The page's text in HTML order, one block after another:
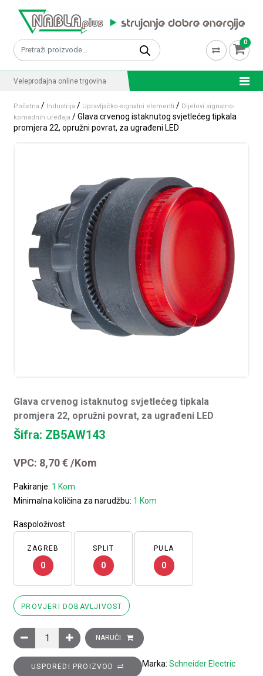
Pretraži: 0
Veleprodajna online trgovina
Početna / Industrija / Upravljačko-signalni elementi / Dijelovi signalno-
komadnih uređaja / Glava crvenog istaknutog svjetlećeg tipkala
promjera 22, opružni povrat, za ugrađeni LED
Glava crvenog istaknutog svjetlećeg tipkala
promjera 22, opružni povrat, za ugrađeni LED
Šifra: ZB5AW143
VPC: 8,70€ /Kom
Pakiranje: 1 Kom
Minimalna količina za narudžbu: 1 Kom
Raspoloživost
ZAGREB
0
SPLIT
0
PULA
0
PROVJERI DOBAVLJIVOST
Glava crvenog istaknutog svjetlećeg tipkala promjera 22,
NARUČI
USPOREDI PROIZVOD Marka: Schneider Electric